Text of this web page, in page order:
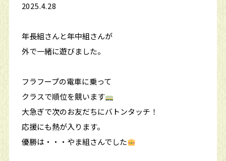
2025.4.28
年長組さんと年中組さんが
外で一緒に遊びました。
フラフープの電車に乗って
クラスで順位を競います
大急ぎで次のお友だちにバトンタッチ！
応援にも熱が入ります。
優勝は・・・やま組さんでした